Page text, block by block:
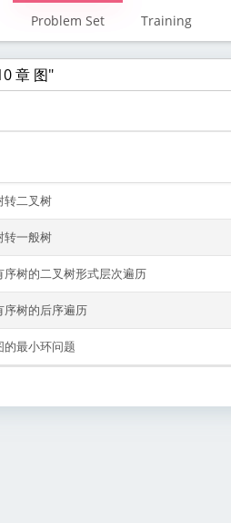
Problem Set Training
转二叉树
转一般树
序树的二叉树形式层次遍历
树的后序遍历
的最小环问题